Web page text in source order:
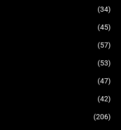
(34)
(45)
(57)
(53)
(47)
(42)
(206)